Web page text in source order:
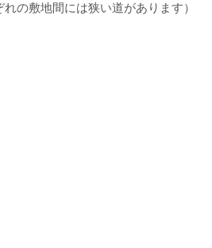
の敷地間には狭い道があります）